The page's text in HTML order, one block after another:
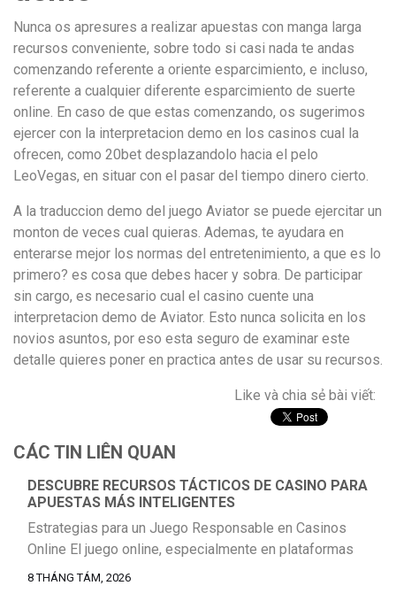
Nunca os apresures a realizar apuestas con manga larga
recursos conveniente, sobre todo si casi nada te andas
comenzando referente a oriente esparcimiento, e incluso,
referente a cualquier diferente esparcimiento de suerte
online. En caso de que estas comenzando, os sugerimos
ejercer con la interpretacion demo en los casinos cual la
ofrecen, como 20bet desplazandolo hacia el pelo
LeoVegas, en situar con el pasar del tiempo dinero cierto.
A la traduccion demo del juego Aviator se puede ejercitar un
monton de veces cual quieras. Ademas, te ayudara en
enterarse mejor los normas del entretenimiento, a que es lo
primero? es cosa que debes hacer y sobra. De participar
sin cargo, es necesario cual el casino cuente una
interpretacion demo de Aviator. Esto nunca solicita en los
novios asuntos, por eso esta seguro de examinar este
detalle quieres poner en practica antes de usar su recursos.
Like và chia sẻ bài viết:
CÁC TIN LIÊN QUAN
DESCUBRE RECURSOS TÁCTICOS DE CASINO PARA
APUESTAS MÁS INTELIGENTES
Estrategias para un Juego Responsable en Casinos
Online El juego online, especialmente en plataformas
como https://caposino-arg.com/, puede ser una fuente
8 THÁNG TÁM, 2026